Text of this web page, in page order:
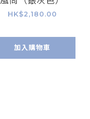
HK$2,180.00
加入購物車